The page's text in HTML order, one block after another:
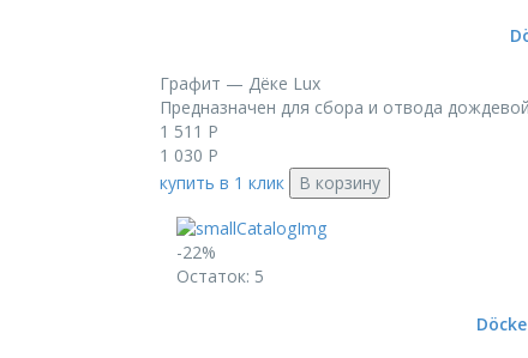
Графит — Дёке Lux
Предназначен для сбора и отвода
1 511 Р
1 030 Р
купить в 1 клик
В корзину
-22%
Остаток: 5